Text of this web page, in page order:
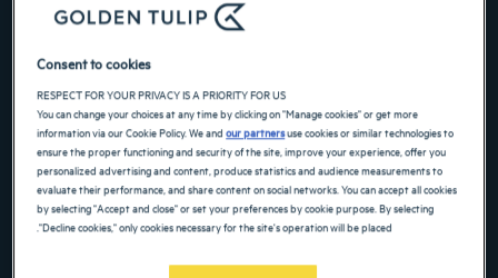
ابحث عن فندق
أضِف رمزًا خاصًا
Consent to cookies
RESPECT FOR YOUR PRIVACY IS A PRIORITY FOR US
You can change your choices at any time by clicking on "Manage cookies" or get more
information via our Cookie Policy. We andour partnersuse cookies or similar technologies to
ensure the proper functioning and security of the site, improve your experience, offer you
personalized advertising and content, produce statistics and audience measurements to
evaluate their performance, and share content on social networks. You can accept all cookies
by selecting "Accept and close" or set your preferences by cookie purpose. By selecting
"Decline cookies," only cookies necessary for the site's operation will be placed.